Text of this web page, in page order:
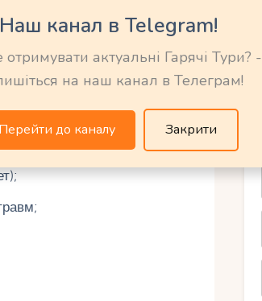
Типовий склад
сульфати, фторидиі
Наш канал в Telegram!
отримувати актуальні Гарячі Тури? -
на наш канал в Телеграм!
Перейти до каналу Закрити